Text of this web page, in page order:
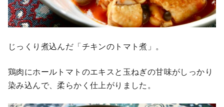
じっくり煮込んだ「チキンのトマト煮」。
鶏肉にホールトマトのエキスと玉ねぎの甘味がしっかり
染み込んで、柔らかく仕上がりました。